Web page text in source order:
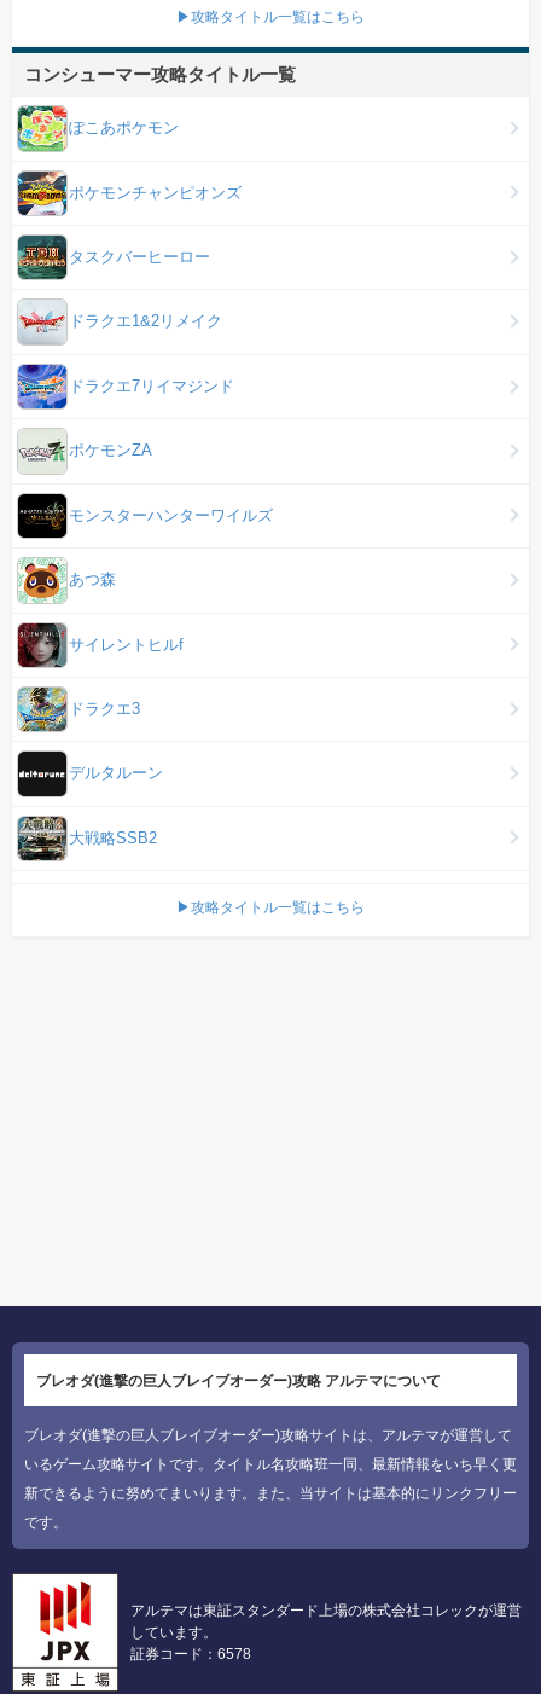
▶攻略タイトル一覧はこちら
コンシューマー攻略タイトル一覧
ぽこあポケモン
ポケモンチャンピオンズ
タスクバーヒーロー
ドラクエ1&2リメイク
ドラクエ7リイマジンド
ポケモンZA
モンスターハンターワイルズ
あつ森
サイレントヒルf
ドラクエ3
デルタルーン
大戦略SSB2
▶攻略タイトル一覧はこちら
ブレオダ(進撃の巨人ブレイブオーダー)攻略 アルテマについて
ブレオダ(進撃の巨人ブレイブオーダー)攻略サイトは、アルテマが運営して
いるゲーム攻略サイトです。タイトル名攻略班一同、最新情報をいち早く更
新できるように努めてまいります。また、当サイトは基本的にリンクフリー
です。
アルテマは東証スタンダード上場の株式会社コレックが運営
しています。
証券コード：6578